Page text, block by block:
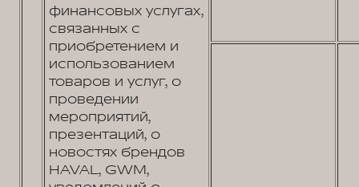
финансовых услугах,
связанных с
приобретением и
использованием
товаров и услуг, о
проведении
мероприятий,
презентаций, о
новостях брендов
HAVAL, GWM,